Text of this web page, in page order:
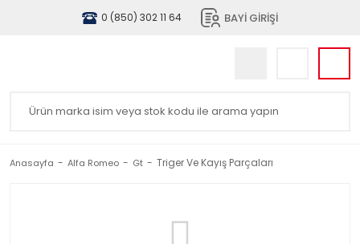
0 (850) 302 11 64 BAYİ GİRİŞİ
Anasayfa Alfa Romeo Gt Triger Ve Kayış Parçaları